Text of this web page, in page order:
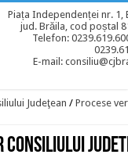
Piața Independenței nr. 1,
jud. Brăila, cod poștal
Telefon:
E-mail:
Judeţean / Procese